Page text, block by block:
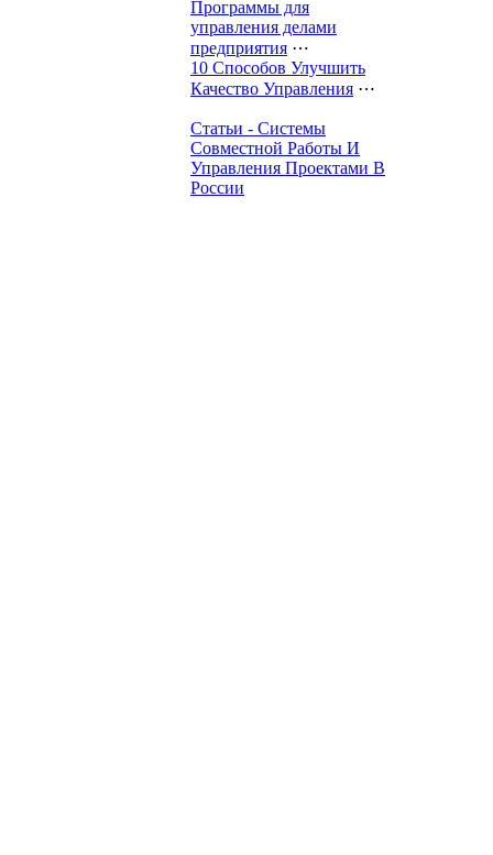
Программы для
управления делами
предприятия ⋯
10 Способов Улучшить
Качество Управления ⋯
Статьи - Системы
Совместной Работы И
Управления Проектами В
России